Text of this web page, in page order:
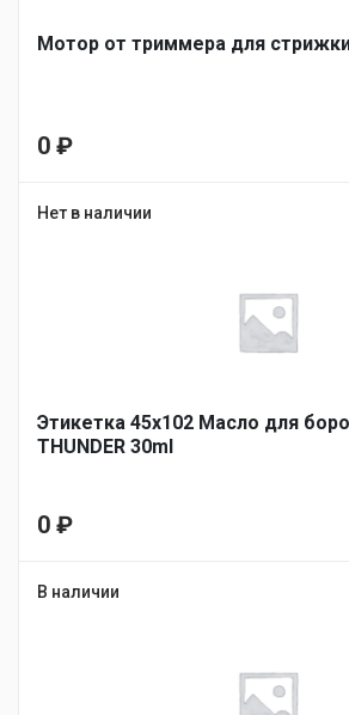
Мотор от триммера для стрижки
0 ₽
Нет в наличии
Этикетка 45х102 Масло для
THUNDER 30ml
0 ₽
В наличии